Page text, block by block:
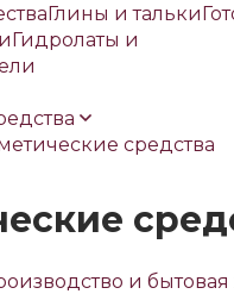
Глины и тальки
Гидролаты и
средства
и